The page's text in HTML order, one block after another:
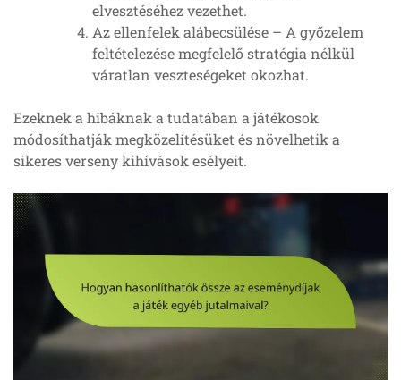
elvesztéséhez vezethet.
Az ellenfelek alábecsülése – A győzelem
feltételezése megfelelő stratégia nélkül
váratlan veszteségeket okozhat.
Ezeknek a hibáknak a tudatában a játékosok
módosíthatják megközelítésüket és növelhetik a
sikeres verseny kihívások esélyeit.